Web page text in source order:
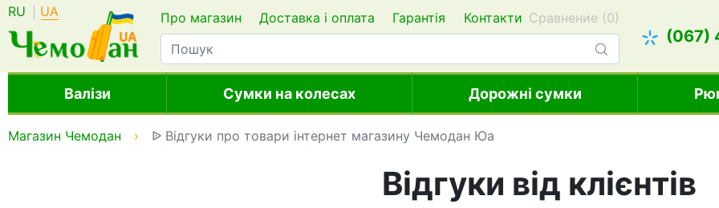
RU UA Про магазин Доставка і оплата Гарантія Контакти Сравнение (0)
(067)
Валізи Сумки на колесах Дорожні сумки
Магазин Чемодан ᐉ Відгуки про товари інтернет магазину Чемодан Юа
Відгуки від клієнтів